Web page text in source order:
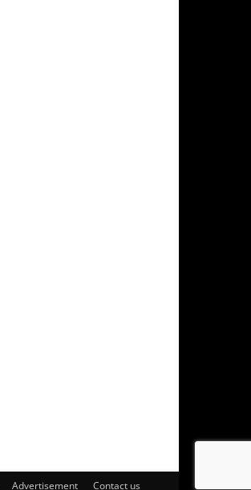
Advertisement Contact us